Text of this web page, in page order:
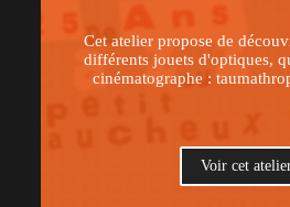
Cet atelier propose de
différents jouets d'optiques,
cinématographe :
Voir cet